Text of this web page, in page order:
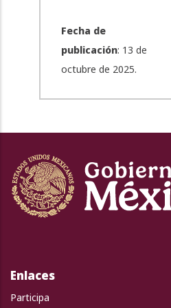
Fecha de
publicación: 13 de
octubre de 2025.
Enlaces
Participa